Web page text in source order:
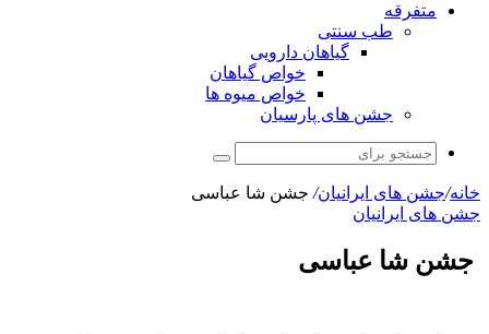
متفرقه
طب سنتی
گیاهان دارویی
خواص گیاهان
خواص میوه ها
جشن های پارسیان
جستجو
برای
خانه/جشن های ایرانیان/ جشن شا عباسی
جشن های ایرانیان
جشن شا عباسی